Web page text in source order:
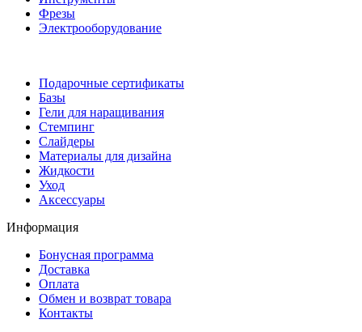
Фрезы
Электрооборудование
Подарочные сертификаты
Базы
Гели для наращивания
Стемпинг
Слайдеры
Материалы для дизайна
Жидкости
Уход
Аксессуары
Информация
Бонусная программа
Доставка
Оплата
Обмен и возврат товара
Контакты